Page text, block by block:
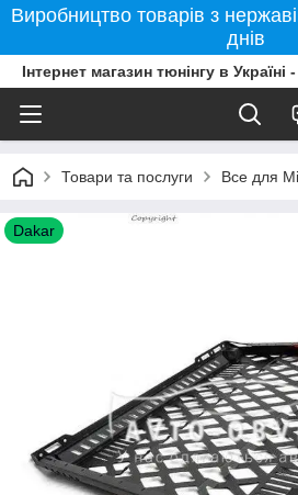
Виробництво товарів з
днів
Інтернет магазин тюнінгу в
Товари та послуги Все для
Dakar